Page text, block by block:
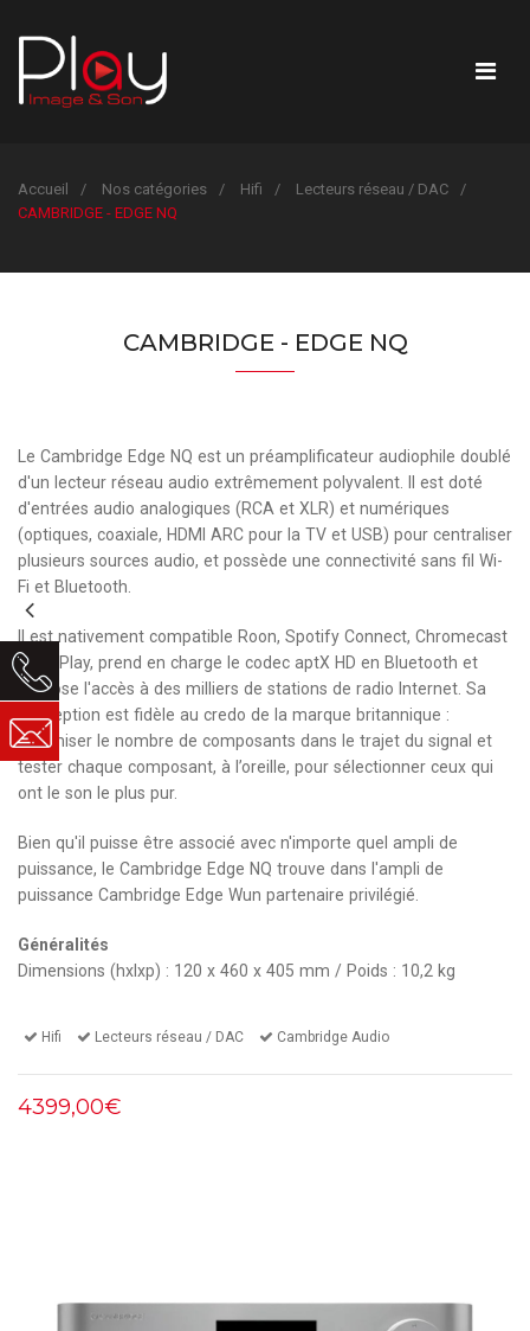
Accueil Nos catégories Hifi
Lecteurs réseau / DAC
CAMBRIDGE - EDGE NQ
CAMBRIDGE - EDGE NQ
Le Cambridge Edge NQ est un préamplificateur audiophile doublé
d'un lecteur réseau audio extrêmement polyvalent. Il est doté
d'entrées audio analogiques (RCA et XLR) et numériques
(optiques, coaxiale, HDMI ARC pour la TV et USB) pour centraliser
plusieurs sources audio, et possède une connectivité sans fil Wi-
Fi et Bluetooth.
Il est nativement compatible Roon, Spotify Connect, Chromecast
et AirPlay, prend en charge le codec aptX HD en Bluetooth et
propose l'accès à des milliers de stations de radio Internet. Sa
conception est fidèle au credo de la marque britannique :
minimiser le nombre de composants dans le trajet du signal et
tester chaque composant, à l’oreille, pour sélectionner ceux qui
ont le son le plus pur.
Bien qu'il puisse être associé avec n'importe quel ampli de
puissance, le Cambridge Edge NQ trouve dans l'ampli de
puissance Cambridge Edge Wun partenaire privilégié.
Généralités
Dimensions (hxlxp) : 120 x 460 x 405 mm / Poids : 10,2 kg
Hifi Lecteurs réseau / DAC Cambridge Audio
4399,00€